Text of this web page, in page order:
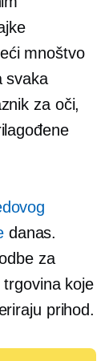
mnoštvo
svaka
za oči,
danas.
za
koje
prihod.